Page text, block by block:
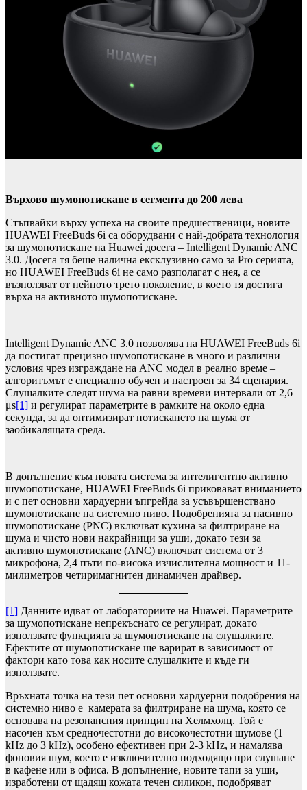
Върхово шумопотискане в сегмента до 200 лева
Стъпвайки върху успеха на своите предшественици, новите
HUAWEI FreeBuds 6i са оборудвани с най-добрата технология
за шумопотискане на Huawei досега – Intelligent Dynamic ANC
3.0. Досега тя беше налична ексклузивно само за Pro серията,
но HUAWEI FreeBuds 6i не само разполагат с нея, а се
възползват от нейното трето поколение, в което тя достига
върха на активното шумопотискане.
Intelligent Dynamic ANC 3.0 позволява на HUAWEI FreeBuds 6i
да постигат прецизно шумопотискане в много и различни
условия чрез изграждане на ANC модел в реално време –
алгоритъмът е специално обучен и настроен за 34 сценария.
Слушалките следят шума на равни времеви интервали от 2,6
μs[1] и регулират параметрите в рамките на около една
секунда, за да оптимизират потискането на шума от
заобикалящата среда.
В допълнение към новата система за интелигентно активно
шумопотискане, HUAWEI FreeBuds 6i приковават вниманието
и с пет основни хардуерни ъпгрейда за усъвършенствано
шумопотискане на системно ниво. Подобренията за пасивно
шумопотискане (PNC) включват кухина за филтриране на
шума и чисто нови накрайници за уши, докато тези за
активно шумопотискане (ANC) включват система от 3
микрофона, 2,4 пъти по-висока изчислителна мощност и 11-
милиметров четиримагнитен динамичен драйвер.
[1] Данните идват от лабораториите на Huawei. Параметрите
за шумопотискане непрекъснато се регулират, докато
използвате функцията за шумопотискане на слушалките.
Ефектите от шумопотискане ще варират в зависимост от
фактори като това как носите слушалките и къде ги
използвате.
Връхната точка на тези пет основни хардуерни подобрения на
системно ниво е камерата за филтриране на шума, която се
основава на резонансния принцип на Хелмхолц. Той е
насочен към средночестотни до високочестотни шумове (1
kHz до 3 kHz), особено ефективен при 2-3 kHz, и намалява
фоновия шум, което е изключително подходящо при слушане
в кафене или в офиса. В допълнение, новите тапи за уши,
изработени от щадящ кожата течен силикон, подобряват